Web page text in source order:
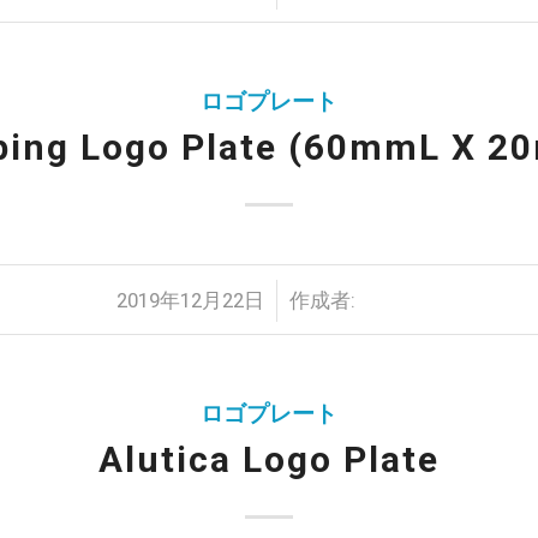
ロゴプレート
Logo Plate (60mmL X
2019年12月22日
/ 作成者:
ロゴプレート
Alutica Logo Plate